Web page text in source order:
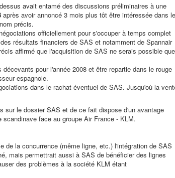
avait entamé des discussions préliminaires à une
après avoir annoncé 3 mois plus tôt être intéressée dans le
précis.
officiellement pour s'occuper à temps complet
résultats financiers de SAS et notamment de Spannair
affirmé que l'acquisition de SAS ne serais possible que
pour l'année 2008 et être repartie dans le rouge
espagnole.
dans le rachat éventuel de SAS. Jusqu'où la
sur le dossier SAS et de ce fait dispose d'un avantage
face au groupe Air France - KLM.
de la concurrence (même ligne, etc.) l'intégration de SAS
mais permettrait aussi à SAS de bénéficier des lignes
des problèmes à la société KLM étant